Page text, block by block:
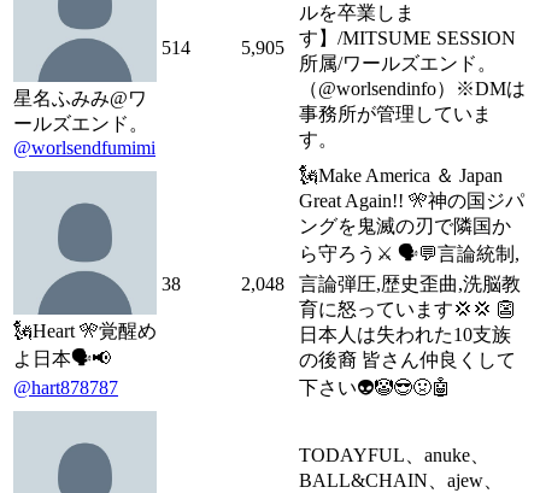
星名ふみみ@ワ
ールズエンド。
@worlsendfumimi
514 5,905
ルを卒業しま
す】/MITSUME SESSION
所属/ワールズエンド。
（@worlsendinfo）※DMは
事務所が管理していま
す。
🗽Heart 🎌覚醒め
よ日本🗣️📢
@hart878787
38 2,048
🗽Make America ＆ Japan
Great Again!! 🎌神の国ジパ
ングを鬼滅の刃で隣国か
ら守ろう⚔️ 🗣️💬言論統制,
言論弾圧,歴史歪曲,洗脳教
育に怒っています💢💢 👺
日本人は失われた10支族
の後裔 皆さん仲良くして
下さい👽🤡😎🤢🤖
TODAYFUL、anuke、
BALL&CHAIN、ajew、